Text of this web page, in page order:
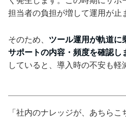
担当者の負担が増して運用が止
そのため、 ツール運用が軌道に
サポートの内容・頻度を確認し
していると、導入時の不安も軽
「社内のナレッジが、あちらこ